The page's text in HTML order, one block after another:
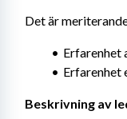
Det är
Erfarenhet
Erfarenhet
Beskrivning av